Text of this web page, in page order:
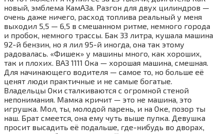
новый, эмблема КамАЗа. Разгон для двух цилиндров —
очень даже ничего, расход топлива реальный у меня
выходил 5,5 — 6,5 в смешанном ритме, немного города
и пробок, немного трассы. Бак 33 литра, кушала машина
92-й бензин, но я лил 95-й иногда, она так этому
радовалась. «Фишек» у машины много, как хороших,
так и плохих. ВАЗ 1111 Ока — хорошая машина, смешная.
Для начинающего водителя — самое то, но больше её
ценят люди практичные и не самые богатые.
Владельцы Оки сталкиваются с огромной стеной
непонимания. Мамка кричит — это не машина, это
игрушка. Мол, ты, молодой парень, и на Оке, позор ты
наш. Брат смеется, она ему чуть выше пупка. Девушка
просит высадить её подальше, где-нибудь во дворах,